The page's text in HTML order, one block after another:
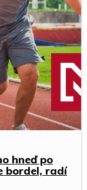
hneď po
bordel, radí